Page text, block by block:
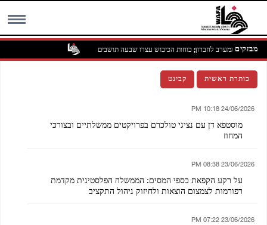
מבזקים
באידנא שממערב לחברון; כוחות הכיבוש עצרו שבעה תושבים
כותרת ראשית קבינט
24/06/2026 10:18 PM
מוסטפא דן עם נציגי טולכרם בפרויקטים ממשלתיים ובצורכי
המחוז
23/06/2026 08:38 PM
על רקע הקפאת כספי המסים: הממשלה הפלסטינית מקדמת
רפורמות לצמצום הוצאות ולחיזוק ניהול התקציב
23/06/2026 07:22 PM